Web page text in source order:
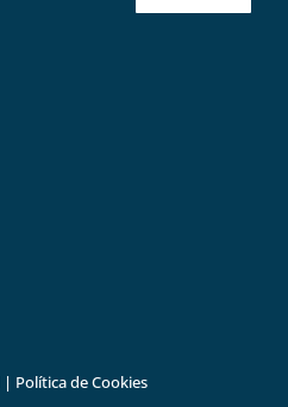
| Política de Cookies